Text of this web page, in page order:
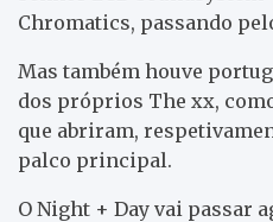
Chromatics, passando
Mas também houve
dos próprios The xx,
que abriram,
palco principal.
O Night + Day vai passar